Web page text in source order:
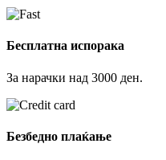
Бесплатна испорака
За нарачки над 3000 ден.
Безбедно плаќање